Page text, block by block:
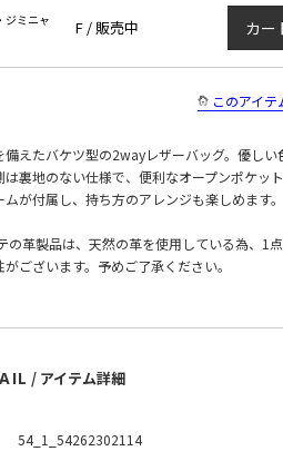
ジミニャ
F / 販売中 カー
このアイ
備えたバケツ型の2wayレザーバッグ。優しい
は裏地のない仕様で、便利なオープンポケッ
が付属し、持ち方のアレンジも楽しめます。
の革製品は、天然の革を使用している為、1
ございます。予めご了承ください。
/ アイテム詳細
54_1_54262302114